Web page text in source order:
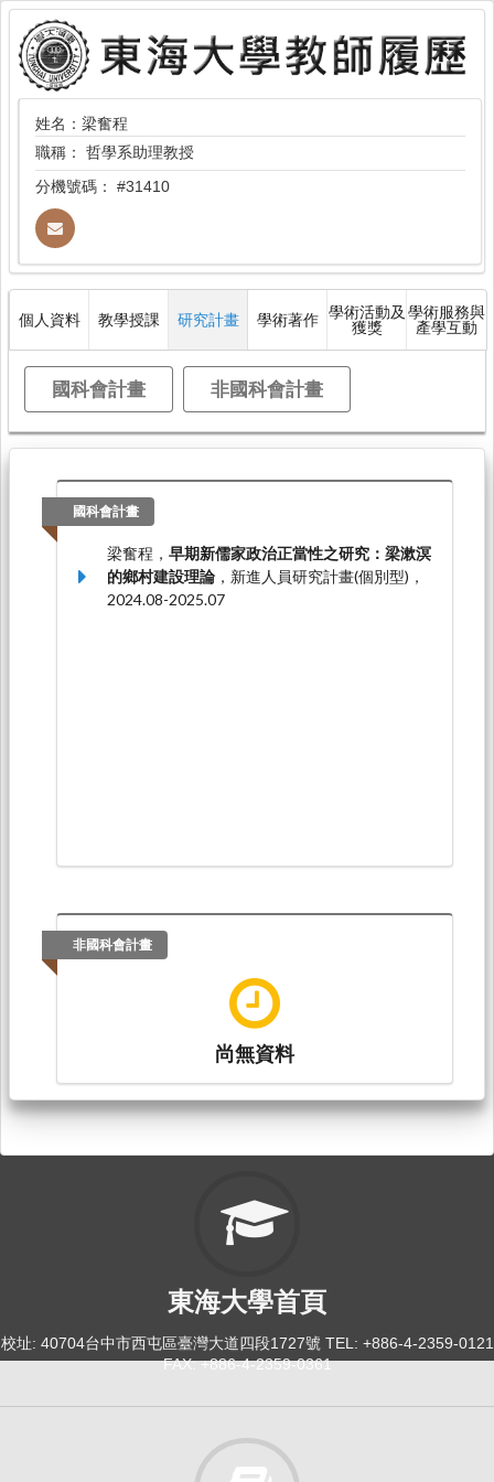
姓名：梁奮程
職稱： 哲學系助理教授
分機號碼： #31410
個人資料 教學授課 研究計畫 學術著作 學術活動及
獲獎
學術服務與
產學互動
國科會計畫 非國科會計畫
國科會計畫
梁奮程， 早期新儒家政治正當性之研究：梁漱溟
的鄉村建設理論 ，新進人員研究計畫(個別型)，
2024.08-2025.07
非國科會計畫
尚無資料
東海大學首頁
校址: 40704台中市西屯區臺灣大道四段1727號 TEL: +886-4-2359-0121
FAX: +886-4-2359-0361